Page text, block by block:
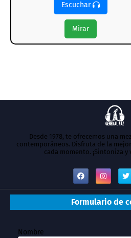
Escuchar
Mirar
Desde 1978, te ofrecemos una
contemporáneos. Disfruta de la
cada momento. ¡Sintoniza y
Formulario de
Nombre